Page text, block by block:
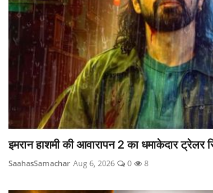
इमरान हाशमी की आवारापन 2 का धमाकेदार ट्रेलर
SaahasSamachar Aug 6, 2026 0 8